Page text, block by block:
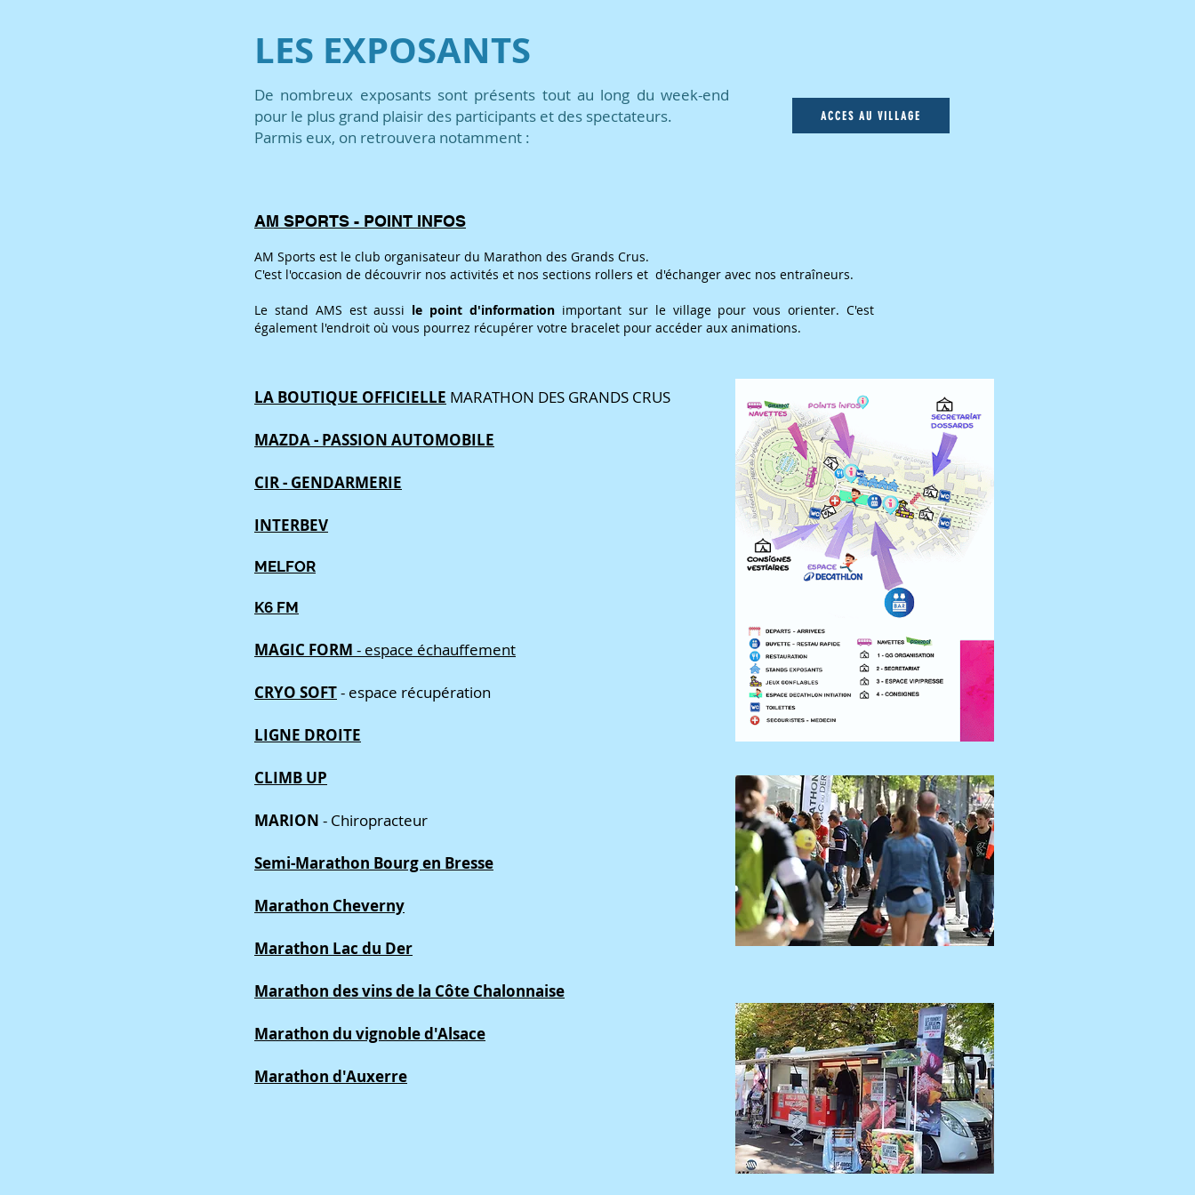
LES EXPOSANTS
De nombreux exposants sont présents tout au long du week-end
pour le plus grand plaisir des participants et des spectateurs.
Parmis eux, on retrouvera notamment :
ACCES AU VILLAGE
AM SPORTS - POINT INFOS
AM Sports est le club organisateur du Marathon des Grands Crus.
C'est l'occasion de découvrir nos activités et nos sections rollers et d'échanger avec nos entraîneurs.
Le stand AMS est aussi le point d'information important sur le village pour vous orienter. C'est
également l'endroit où vous pourrez récupérer votre bracelet pour accéder aux animations.
LA BOUTIQUE OFFICIELLE MARATHON DES GRANDS CRUS
MAZDA - PASSION AUTOMOBILE
CIR - GENDARMERIE
INTERBEV
MELFOR
K6 FM
MAGIC FORM - espace échauffement
CRYO SOFT- espace récupération
LIGNE DROITE
CLIMB UP
MARION - Chiropracteur
Semi-Marathon Bourg en Bresse
Marathon Cheverny
Marathon Lac du Der
Marathon des vins de la Côte Chalonnaise
Marathon du vignoble d'Alsace
Marathon d'Auxerre